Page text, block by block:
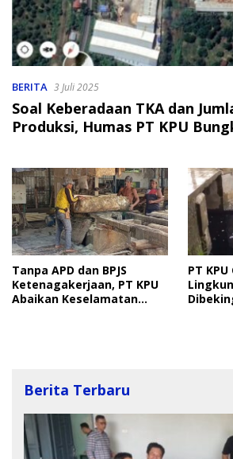
BERITA 3 Juli 2025
Soal Keberadaan TKA dan
Produksi, Humas PT KPU
Tanpa APD dan BPJS
Ketenagakerjaan, PT KPU
Abaikan Keselamatan
PT
Berita Terbaru